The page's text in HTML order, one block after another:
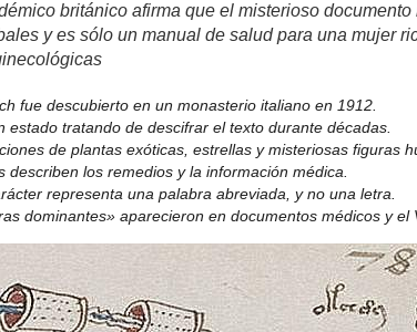
británico afirma que el misterioso
y es sólo un manual de salud para una mujer
fue descubierto en un monasterio italiano en 1912.
estado tratando de descifrar el texto durante décadas.
de plantas exóticas, estrellas y misteriosas figuras
describen los remedios y la información médica.
representa una palabra abreviada, y no una letra.
dominantes» aparecieron en documentos médicos y el